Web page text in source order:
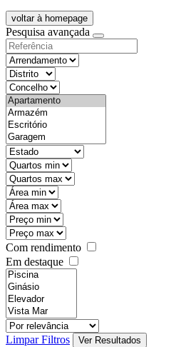
voltar à homepage
Pesquisa avançada
Com rendimento
Em destaque
Limpar Filtros Ver Resultados